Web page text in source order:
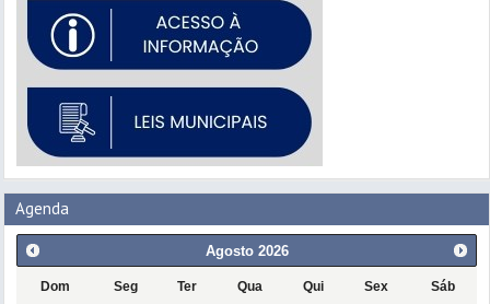
Agenda
Agosto 2026
Dom Seg Ter Qua Qui Sex Sáb